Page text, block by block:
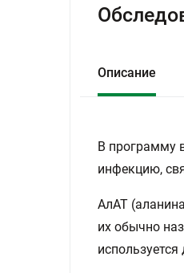
Описание
В программу
инфекцию,
АлАТ
их обычно